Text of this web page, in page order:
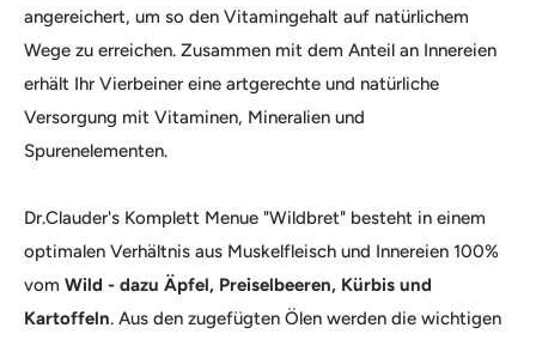
angereichert, um so den Vitamingehalt auf natürlichem
Wege zu erreichen. Zusammen mit dem Anteil an Innereien
erhält Ihr Vierbeiner eine artgerechte und natürliche
Versorgung mit Vitaminen, Mineralien und
Spurenelementen.
Dr.Clauder's Komplett Menue "Wildbret" besteht in einem
optimalen Verhältnis aus Muskelfleisch und Innereien 100%
vom Wild - dazu Äpfel, Preiselbeeren, Kürbis und
Kartoffeln. Aus den zugefügten Ölen werden die wichtigen